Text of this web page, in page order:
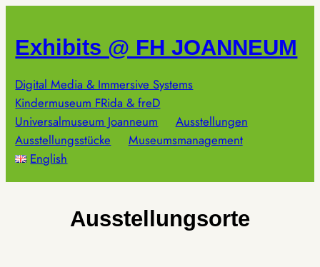
springen
Exhibits @ FH JOANNEUM
Digital Media & Immersive Systems
Kindermuseum FRida & freD
Universalmuseum Joanneum
Ausstellungen
Ausstellungsstücke
Museumsmanagement
English
Ausstellungsorte